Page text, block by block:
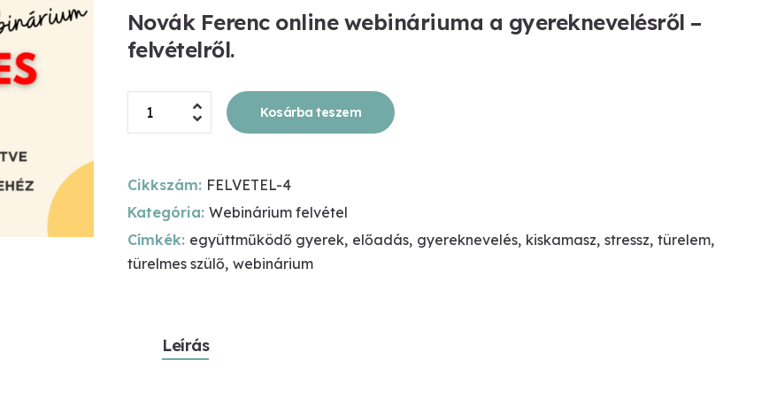
Novák Ferenc onlinewebináriuma a gyereknevelésről –
felvételről.
mennyiség
Kosárba teszem
Cikkszám: FELVETEL-4
Kategória: Webinárium felvétel
Címkék: együttműködő gyerek, előadás, gyereknevelés, kiskamasz, stressz, türelem,
türelmes szülő, webinárium
Leírás